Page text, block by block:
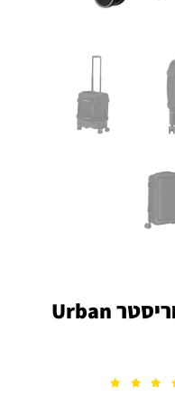
מזוודת קבינה אמריקן טוריסטר Urban